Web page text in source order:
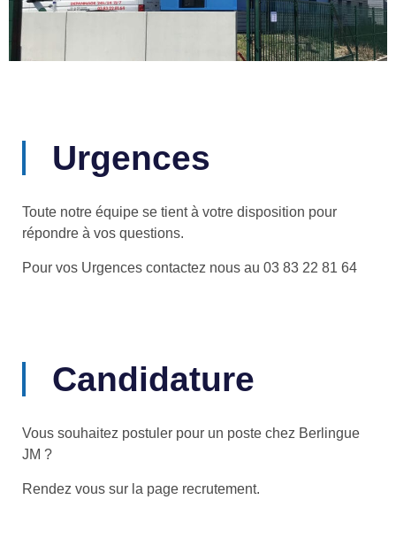
Urgences
Toute notre équipe se tient à votre disposition pour
répondre à vos questions.
Pour vos Urgences contactez nous au 03 83 22 81 64
Candidature
Vous souhaitez postuler pour un poste chez Berlingue
JM ?
Rendez vous sur la page recrutement.